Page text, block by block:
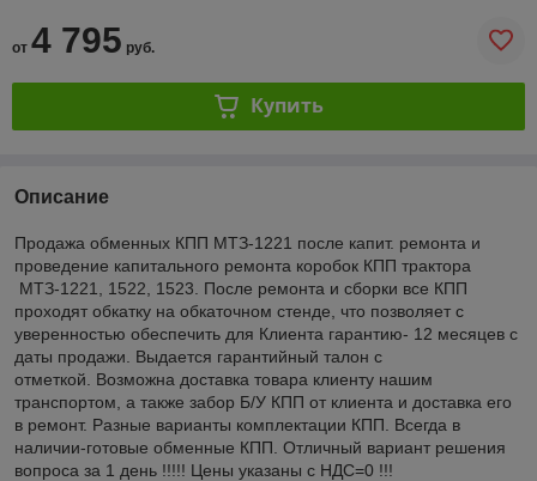
от 4 795 руб.
Купить
Описание
Продажа обменных КПП МТЗ-1221 после капит. ремонта и
проведение капитального ремонта коробок КПП трактора
МТЗ-1221, 1522, 1523. После ремонта и сборки все КПП
проходят обкатку на обкаточном стенде, что позволяет с
уверенностью обеспечить для Клиента гарантию- 12 месяцев с
даты продажи. Выдается гарантийный талон с
отметкой. Возможна доставка товара клиенту нашим
транспортом, а также забор Б/У КПП от клиента и доставка его
в ремонт. Разные варианты комплектации КПП. Всегда в
наличии-готовые обменные КПП. Отличный вариант решения
вопроса за 1 день !!!!! Цены указаны с НДС=0 !!!